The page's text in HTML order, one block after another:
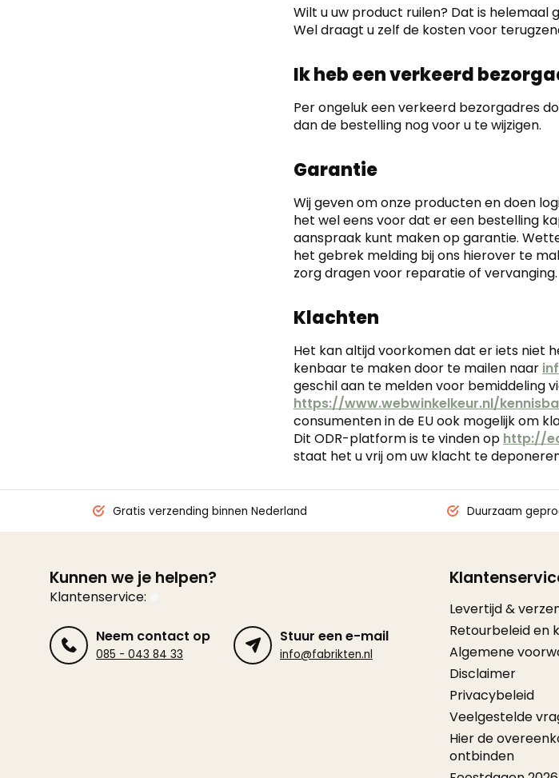
Wilt u uw product ruilen? Dat is
Wel draagt u zelf de kosten voor
Ik heb een verkeerd
Per ongeluk een verkeerd bezorgadres
dan de bestelling nog voor u te wijzigen.
Garantie
Wij geven om onze producten en doen
het wel eens voor dat er een bestelling
aanspraak kunt maken op garantie.
het gebrek melding bij ons hierover te
zorg dragen voor reparatie of vervanging.
Klachten
Het kan altijd voorkomen dat er iets niet
kenbaar te maken door te mailen naar
geschil aan te melden voor bemiddeling
https://www.webwinkelkeur.nl/
consumenten in de EU ook mogelijk om
Dit ODR-platform is te vinden op http://
staat het u vrij om uw klacht te
Gratis verzending binnen Nederland Duurzaam
Kunnen we je helpen?
Klantenservice:
Neem contact op
085 - 043 84 33
Stuur een e-mail
info@fabrikten.nl
Levertijd &
Retourbeleid en
Algemene
Disclaimer
Privacybeleid
Veelgestelde
Hier de
ontbinden